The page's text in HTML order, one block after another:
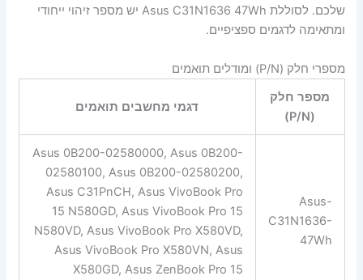
שלכם. לסוללת Asus C31N1636 47Wh יש מספר זיהוי ייחודי
ומתאימה לדגמים ספציפיים.
מספרי חלק (P/N) ומודלים תואמים
מספר חלק
(P/N)
דגמי מחשבים תואמים
Asus-
C31N1636-
47Wh
Asus 0B200-02580000, Asus 0B200-
02580100, Asus 0B200-02580200,
Asus C31PnCH, Asus VivoBook Pro
15 N580GD, Asus VivoBook Pro 15
N580VD, Asus VivoBook Pro X580VD,
Asus VivoBook Pro X580VN, Asus
X580GD, Asus ZenBook Pro 15